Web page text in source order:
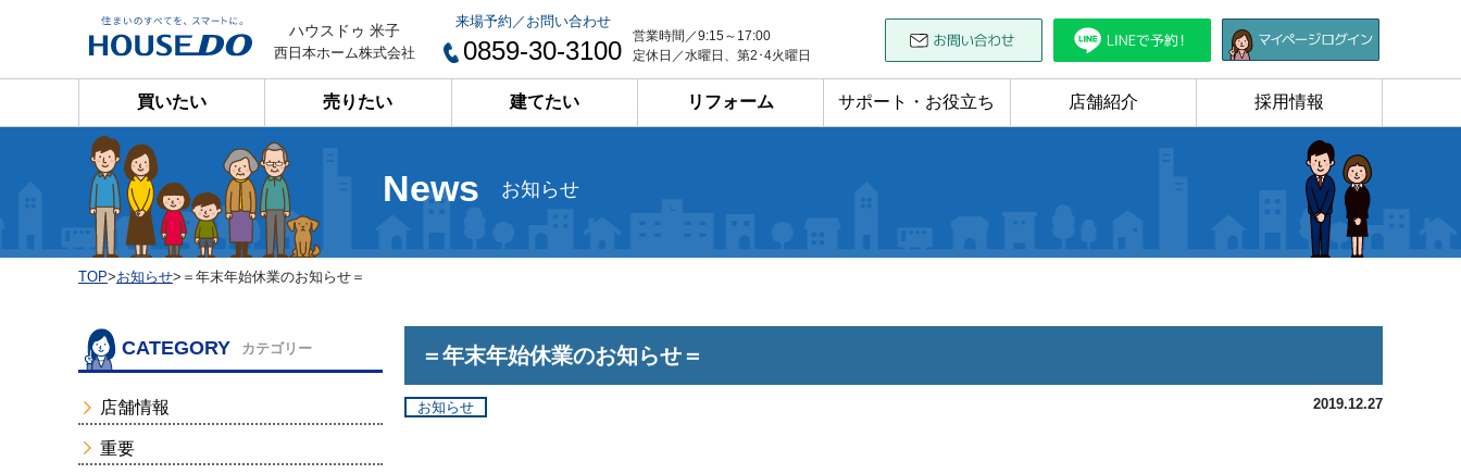
ハウスドゥ 米子
西日本ホーム株式会社
来場予約／お問い合わせ
0859-30-3100
営業時間／9:15～17:00
定休日／水曜日、第2･4火曜日
買いたい 売りたい 建てたい リフォーム サポート・お役立ち 店舗紹介 採用情報
News お知らせ
TOP>お知らせ> ＝年末年始休業のお知らせ＝
＝年末年始休業のお知らせ＝
お知らせ 2019.12.27
CATEGORY カテゴリー
店舗情報
重要